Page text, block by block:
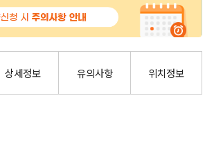
상세정보 유의사항 위치정보